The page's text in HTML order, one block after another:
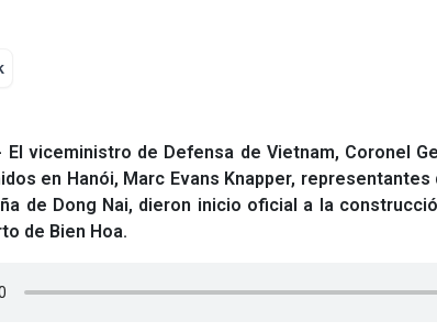
- El viceministro de Defensa de Vietnam, Coronel
en Hanói, Marc Evans Knapper,
de Dong Nai, dieron inicio oficial a la
de Bien Hoa.